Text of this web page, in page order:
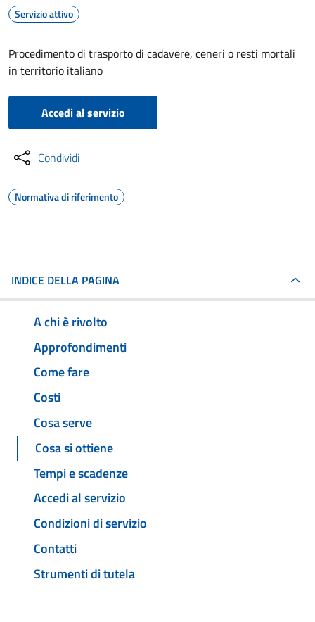
Servizio attivo
Procedimento di trasporto di cadavere, ceneri o resti mortali
in territorio italiano
Accedi al servizio
Condividi
Normativa di riferimento
INDICE DELLA PAGINA
A chi è rivolto
Approfondimenti
Come fare
Costi
Cosa serve
Cosa si ottiene
Tempi e scadenze
Accedi al servizio
Condizioni di servizio
Contatti
Strumenti di tutela